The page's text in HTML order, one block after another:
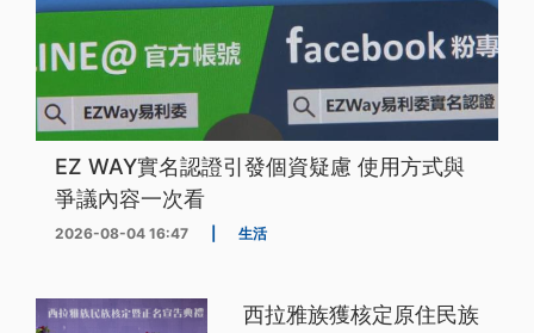
EZ WAY實名認證引發個資疑慮 使用方式與
爭議內容一次看
2026-08-04 16:47 生活
西拉雅族獲核定原住民族